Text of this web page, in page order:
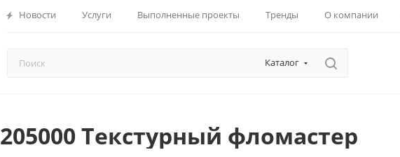
Новости Услуги Выполненные проекты Тренды О компании
Каталог
205000 Текстурный фломастер